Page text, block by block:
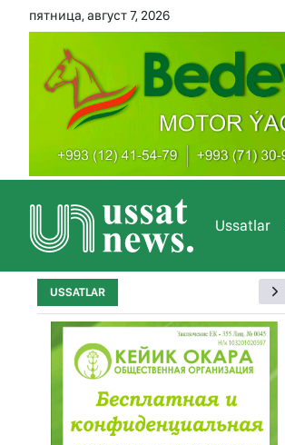
пятница, август 7, 2026
Ussatlar
USSATLAR